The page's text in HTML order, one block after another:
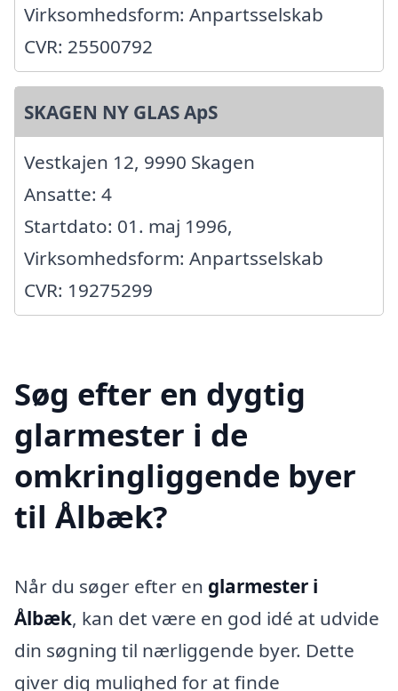
Virksomhedsform: Anpartsselskab
CVR: 25500792
SKAGEN NY GLAS ApS
Vestkajen 12, 9990 Skagen
Ansatte: 4
Startdato: 01. maj 1996,
Virksomhedsform: Anpartsselskab
CVR: 19275299
Søg efter en dygtig
glarmester i de
omkringliggende byer
til Ålbæk?
Når du søger efter en glarmester i
Ålbæk, kan det være en god idé at udvide
din søgning til nærliggende byer. Dette
giver dig mulighed for at finde